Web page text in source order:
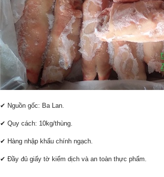
✔ Nguồn gốc: Ba Lan.
✔ Quy cách: 10kg/thùng.
✔ Hàng nhập khẩu chính ngạch.
✔ Đầy đủ giấy tờ kiểm dịch và an toàn thực phẩm.